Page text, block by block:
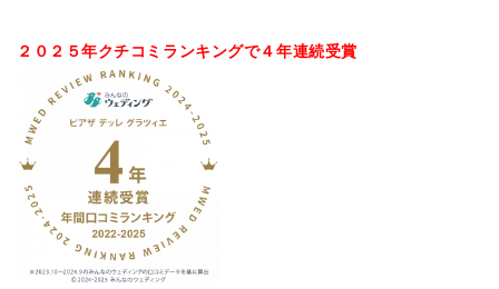
２０２５年クチコミランキングで４年連続受賞